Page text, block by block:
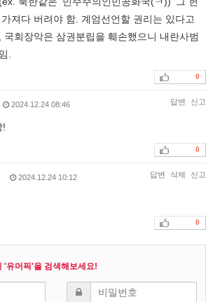
져다 버려야 함. 계엄선언할 권리는 있다고
국회장악은 삼권분립을 훼손했으니 내란사범
.
0
2024.12.24 08:46 답변 신고
!
0
2024.12.24 10:12 답변 삭제 신고
0
'유머픽'을 검색해보세요!